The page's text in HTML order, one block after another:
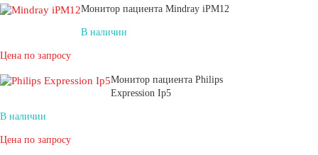
Монитор пациента Mindray iPM12
В наличии
Цена по запросу
Монитор пациента Philips
Expression Ip5
В наличии
Цена по запросу